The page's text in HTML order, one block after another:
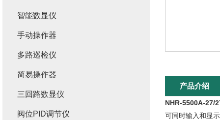
产品介绍
NHR-5500A-27/
可同时输入和显
智能数显仪
手动操作器
多路巡检仪
简易操作器
三回路数显仪
阀位PID调节仪